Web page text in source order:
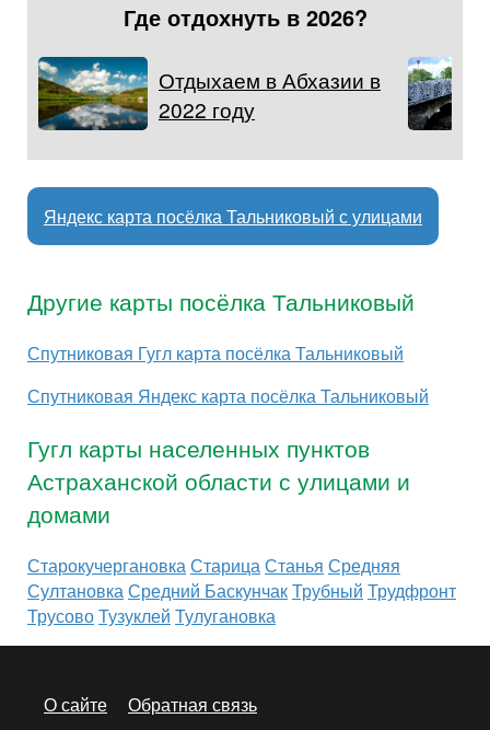
Где отдохнуть в 2026?
Отдыхаем в Абхазии в
2022 году
Яндекс карта посёлка Тальниковый с улицами
Другие карты посёлка Тальниковый
Спутниковая Гугл карта посёлка Тальниковый
Спутниковая Яндекс карта посёлка Тальниковый
Гугл карты населенных пунктов
Астраханской области с улицами и
домами
Старокучергановка Старица Станья Средняя
Султановка Средний БаскунчакТрубный Трудфронт
ТрусовоТузуклей Тулугановка
О сайте Обратная связь